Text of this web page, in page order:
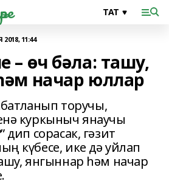
11:44
– өч бәла: ташу,
начар юллар
торучы,
куркыныч янаучы
дип сорасак, гәзит
күбесе, ике дә уйлап
янгыннар һәм начар